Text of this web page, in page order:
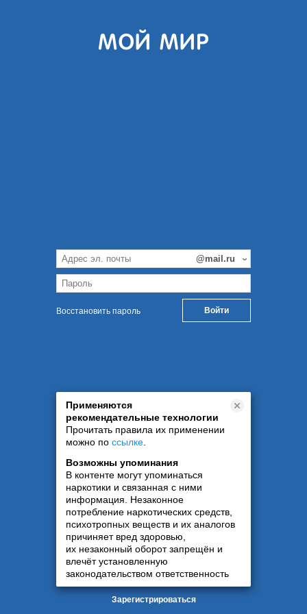
Восстановить пароль
Применяются
рекомендательные технологии
Прочитать правила их применении
можно по ссылке
Возможны упоминания
В контенте могут упоминаться
наркотики и связанная с ними
информация. Незаконное
потребление наркотических средств,
психотропных веществ и их аналогов
причиняет вред здоровью,
их незаконный оборот запрещён и
влечёт установленную
законодательством ответственность
Зарегистрироваться